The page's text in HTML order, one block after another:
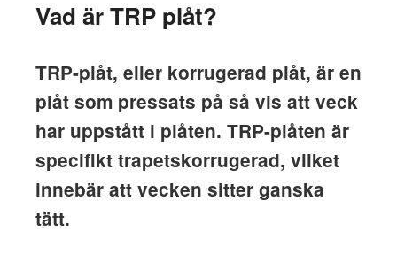
Vad är TRP plåt?
TRP-plåt, eller korrugerad plåt, är en
plåt som pressats på så vis att veck
har uppstått i plåten. TRP-plåten är
specifikt trapetskorrugerad, vilket
innebär att vecken sitter ganska
tätt.